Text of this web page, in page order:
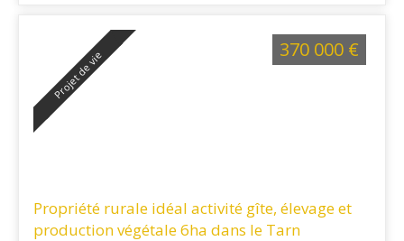
Projet de vie
Propriété rurale idéal activité gîte, élevage et
production végétale 6ha dans le Tarn
370 000 €